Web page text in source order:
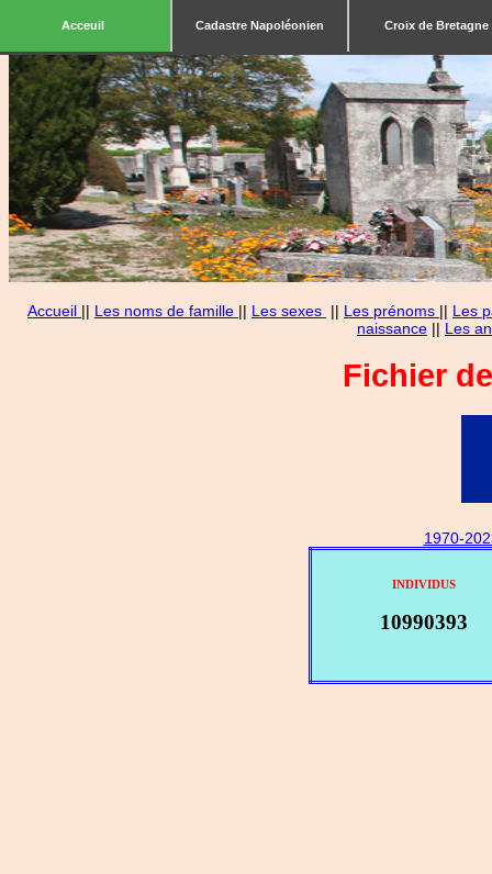
Acceuil Cadastre Napoléonien Croix de Bretagne
Accueil || Les noms de famille || Les sexes || Les prénoms || Les
naissance || Les
Fichier
1970-
INDIVIDUS
10990393